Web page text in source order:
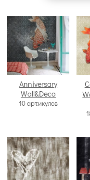
Anniversary
Wall&Deco
10 артикулов